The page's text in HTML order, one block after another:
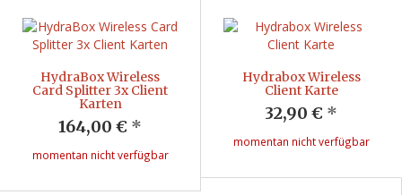
HydraBox Wireless
Card Splitter 3x Client
Karten
164,00 € *
momentan nicht verfügbar
Hydrabox Wireless
Client Karte
32,90 € *
momentan nicht verfügbar